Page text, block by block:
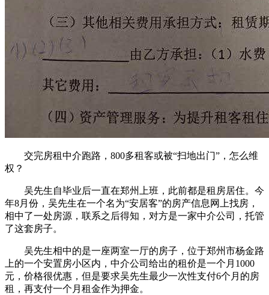
交完房租中介跑路，800多租客或被“扫地出门”，怎么维
权？
吴先生自毕业后一直在郑州上班，此前都是租房居住。今
年8月份，吴先生在一个名为“安居客”的房产信息网上找房，
相中了一处房源，联系之后得知，对方是一家中介公司，托管
了这套房子。
吴先生相中的是一座两室一厅的房子，位于郑州市杨金路
上的一个安置房小区内，中介公司给出的租价是一个月1000
元，价格很优惠，但是要求吴先生最少一次性支付6个月的房
租，再支付一个月租金作为押金。